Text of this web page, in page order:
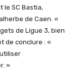
le SC Bastia,
de Caen. «
de Ligue 3, bien
de conclure : «
»